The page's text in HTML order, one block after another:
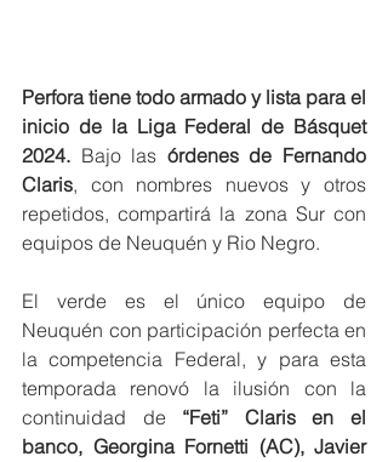
Perfora tiene todo armado y lista para el
inicio de la Liga Federal de Básquet
2024. Bajo las órdenes de Fernando
Claris, con nombres nuevos y otros
repetidos, compartirá la zona Sur con
equipos de Neuquén y Rio Negro.
El verde es el único equipo de
Neuquén con participación perfecta en
la competencia Federal, y para esta
temporada renovó la ilusión con la
continuidad de “Feti” Claris en el
banco, Georgina Fornetti (AC), Javier